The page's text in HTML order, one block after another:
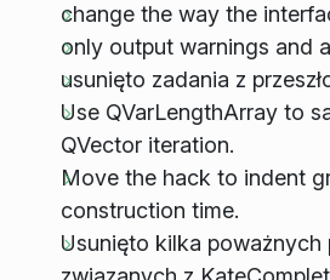
change the way the
only output warnings and
usunięto zadania z
Use QVarLengthArray to
QVector iteration.
Move the hack to indent
construction time.
Usunięto kilka poważnych